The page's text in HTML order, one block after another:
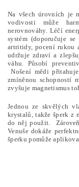
Na všech úrovních je
vodivosti může
nerovnováhy. Léčí
systém (doporučuje
artritidy, pocení rukou
udržuje zdraví a
váhu. Působí
Nošení mědi
zmíněnou schopností
zvyšuje magnetismus
Jednou ze skvělých
krystalů, takže šperk z
do něj použit.
Venuše dokáže
šperku pomůže